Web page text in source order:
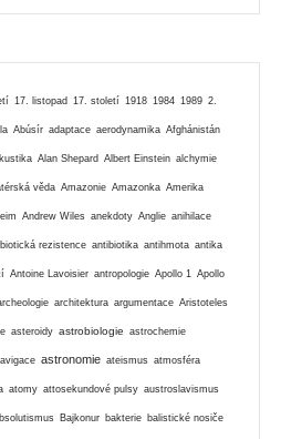
17. listopad 17. století 1918 1984 1989 2.
Abúsír adaptace aerodynamika Afghánistán
Alan Shepard Albert Einstein alchymie
věda Amazonie Amazonka Amerika
Andrew Wiles anekdoty Anglie anihilace
rezistence antibiotika antihmota antika
Antoine Lavoisier antropologie Apollo 1 Apollo
architektura argumentace Aristoteles
asteroidy astrobiologie astrochemie
astronomie ateismus atmosféra
atomy attosekundové pulsy austroslavismus
Bajkonur bakterie balistické nosiče